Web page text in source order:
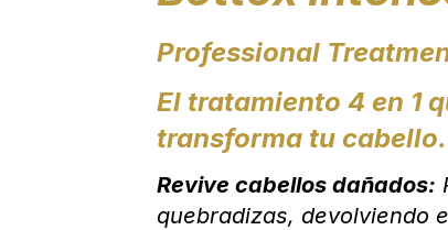
Professional
El tratamiento 4 en 1
transforma tu cabello.
Revive cabellos dañados:
quebradizas, devolviendo